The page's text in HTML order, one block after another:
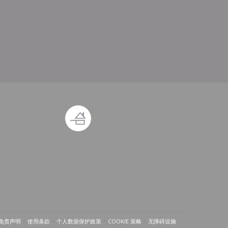
责声明((在新窗口中打开))
使用条款((在新窗口中打开))
个人数据保护政策((在新窗口中打开))
COOKIE 策略((在新窗口中打开))
无障碍设施((在新窗口中打开))